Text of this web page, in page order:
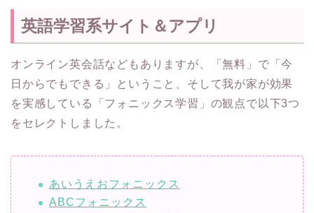
英語学習系サイト＆アプリ
オンライン英会話などもありますが、「無料」で「今
日からでもできる」ということ、そして我が家が効果
を実感している「フォニックス学習」の観点で以下3つ
をセレクトしました。
あいうえおフォニックス
ABCフォニックス